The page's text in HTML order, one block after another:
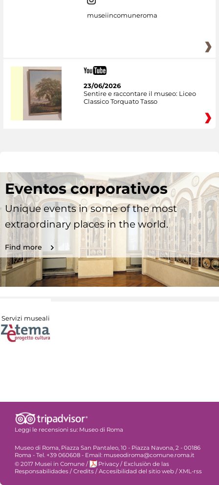
museiincomuneroma
23/06/2026
Sentire e raccontare il museo: Liceo
Classico Torquato Tasso
Eventos corporativos
Unique events in some of the most
extraordinary places in the world.
Find more
Servizi museali
Leggi le recensioni su: Museo di Roma
Museo di Roma, Piazza San Pantaleo, 10 - Piazza Navona, 2 - 00186
Roma - Tel. +39 060608 - Email: museodiroma@comune.roma.it
© 2017 Musei in Comune / Privacy / Exclusiòn de las
Responsabilidades /Credits /Accesibilidad del sitio web /XML-rss